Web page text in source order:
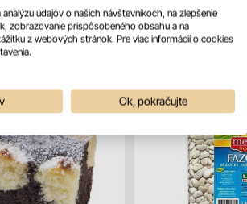
páčiť Všetky produkty
údajov o našich návštevníkoch, na zlepšenie
zobrazovanie prispôsobeného obsahu a na
z webových stránok. Pre viac informácií o cookies
Ok, pokračujte